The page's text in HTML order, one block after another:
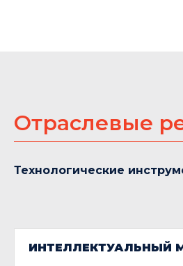
Отраслевые
Технологические
ИНТЕЛЛЕКТУАЛЬНЫЙ